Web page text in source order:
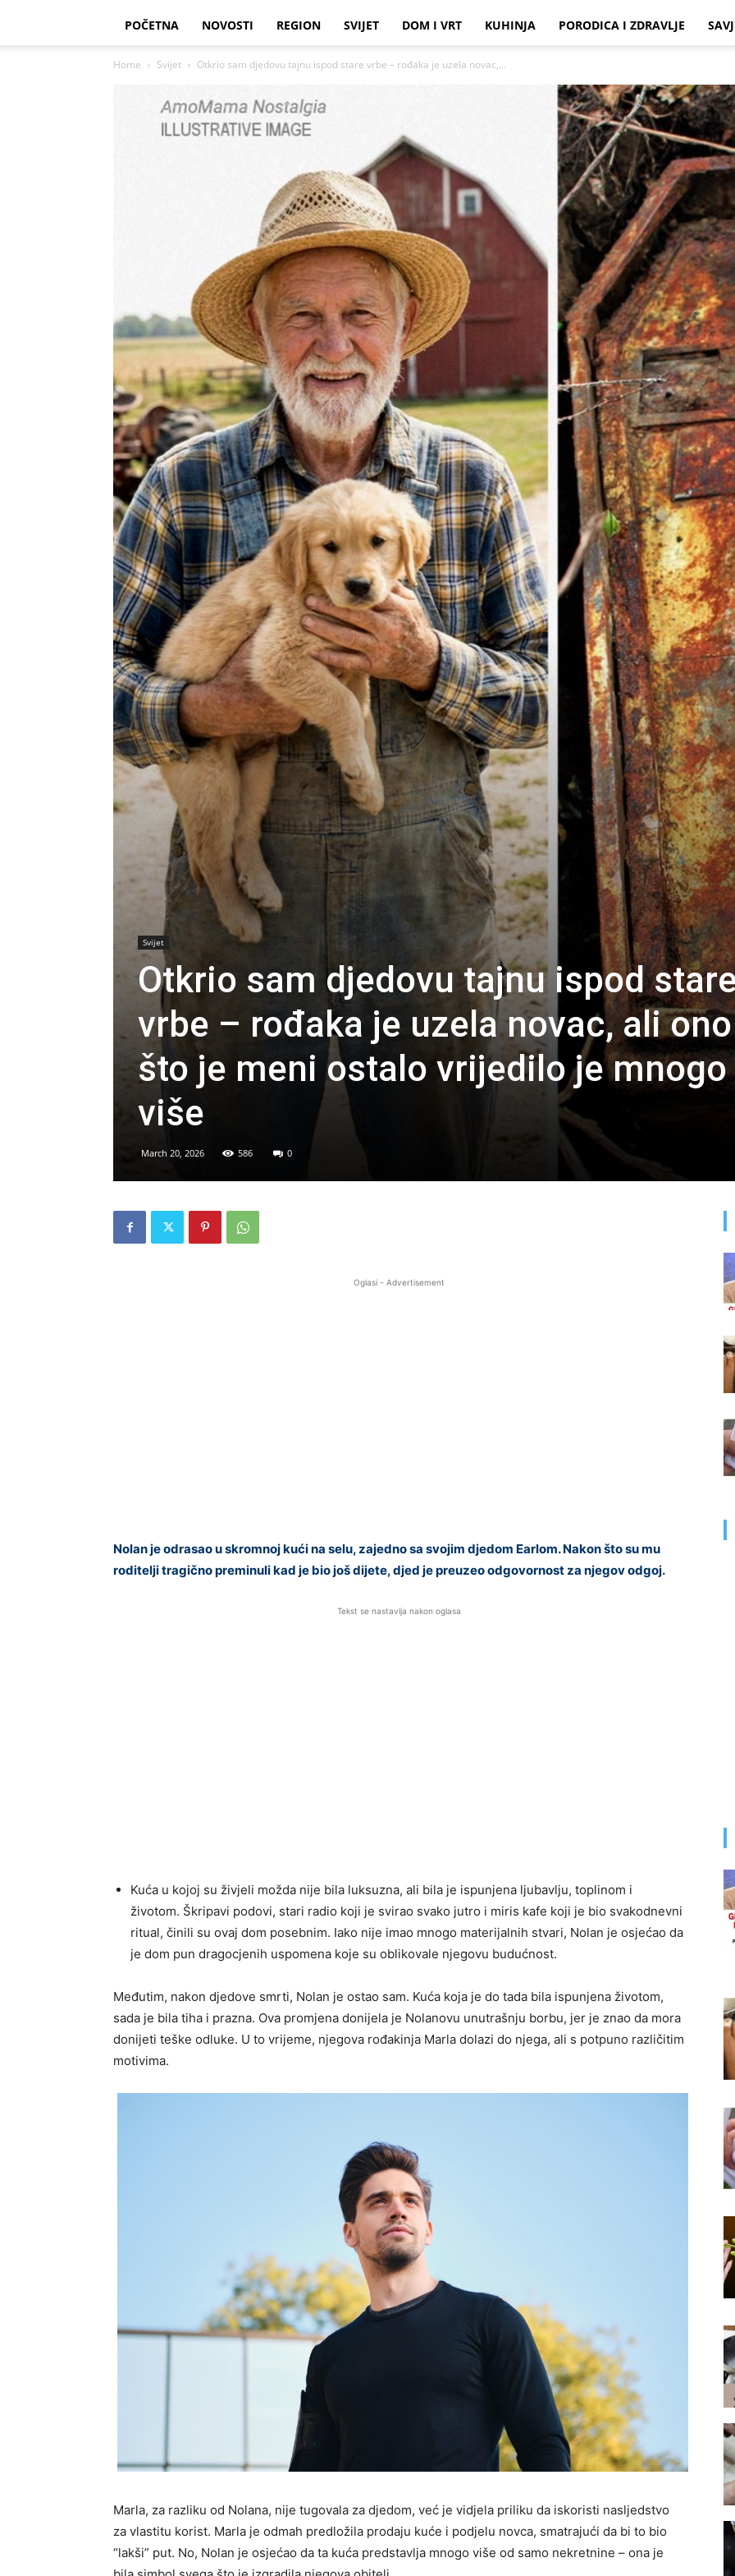
POČETNA NOVOSTI REGION SVIJET DOM I VRT KUHINJA PORODICA I ZDRAVLJE
Home Svijet Otkrio sam djedovu tajnu ispod stare vrbe – rođaka je uzela novac,...
Svijet
Otkrio sam djedovu tajnu ispod
vrbe – rođaka je uzela novac, ali ono
što je meni ostalo vrijedilo je mnogo
više
March 20, 2026 586 0
Oglasi - Advertisement
Nolan je odrasao u skromnoj kući na selu, zajedno sa svojim djedom Earlom. Nakon što su mu
roditelji tragično preminuli kad je bio još dijete, djed je preuzeo odgovornost za njegov odgoj.
Tekst se nastavlja nakon oglasa
Kuća u kojoj su živjeli možda nije bila luksuzna, ali bila je ispunjena ljubavlju, toplinom i
životom. Škripavi podovi, stari radio koji je svirao svako jutro i miris kafe koji je bio svakodnevni
ritual, činili su ovaj dom posebnim. Iako nije imao mnogo materijalnih stvari, Nolan je osjećao da
je dom pun dragocjenih uspomena koje su oblikovale njegovu budućnost.
Međutim, nakon djedove smrti, Nolan je ostao sam. Kuća koja je do tada bila ispunjena životom,
sada je bila tiha i prazna. Ova promjena donijela je Nolanovu unutrašnju borbu, jer je znao da mora
donijeti teške odluke. U to vrijeme, njegova rođakinja Marla dolazi do njega, ali s potpuno različitim
motivima.
Marla, za razliku od Nolana, nije tugovala za djedom, već je vidjela priliku da iskoristi nasljedstvo
za vlastitu korist. Marla je odmah predložila prodaju kuće i podjelu novca, smatrajući da bi to bio
“lakši” put. No, Nolan je osjećao da ta kuća predstavlja mnogo više od samo nekretnine – ona je